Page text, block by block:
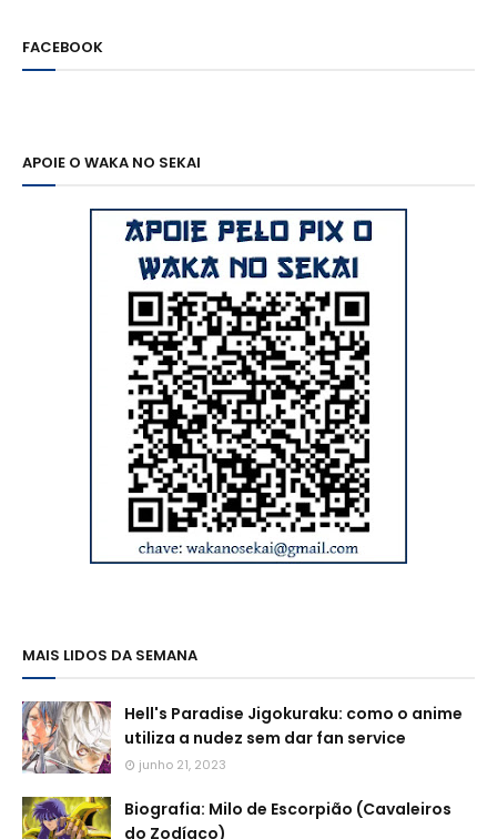
FACEBOOK
APOIE O WAKA NO SEKAI
MAIS LIDOS DA SEMANA
Hell's Paradise Jigokuraku: como o anime
utiliza a nudez sem dar fan service
junho 21, 2023
Biografia: Milo de Escorpião (Cavaleiros
do Zodíaco)